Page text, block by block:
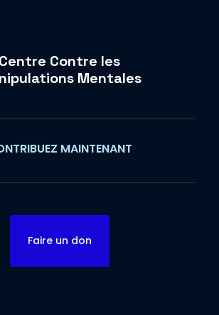
Centre Contre les
Mentales
MAINTENANT
Faire un don